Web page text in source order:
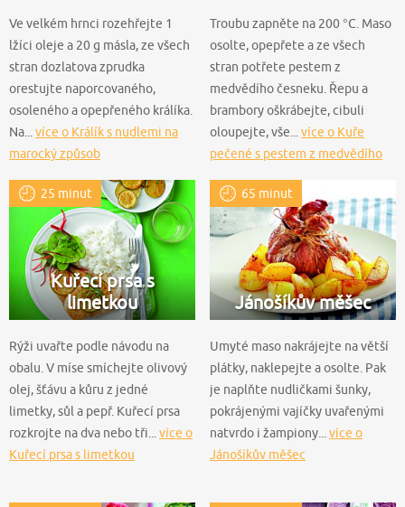
Ve velkém hrnci rozehřejte 1
lžíci oleje a 20 g másla, ze všech
stran dozlatova zprudka
orestujte naporcovaného,
osoleného a opepřeného králíka.
Na...více o Králík s nudlemi na
marocký způsob
Troubu zapněte na 200 °C. Maso
osolte, opepřete a ze všech
stran potřete pestem z
medvědího česneku. Řepu a
brambory oškrábejte, cibuli
oloupejte, vše...více o Kuře
pečené s pestem z medvědího
25 minut
Kuřecí prsa s
limetkou
Rýži uvařte podle návodu na
obalu. V míse smíchejte olivový
olej, šťávu a kůru z jedné
limetky, sůl a pepř. Kuřecí prsa
rozkrojte na dva nebo tři... více o
Kuřecí prsa s limetkou
65 minut
Jánošíkův měšec
Umyté maso nakrájejte na větší
plátky, naklepejte a osolte. Pak
je naplňte nudličkami šunky,
pokrájenými vajíčky uvařenými
natvrdo i žampiony... více o
Jánošíkův měšec